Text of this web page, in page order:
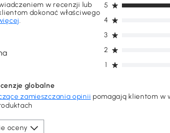
w recenzji lub
dokonać właściwego
.
1
2
3
4
5
globalne
zamieszczania opinii pomagają klientom w
oceny